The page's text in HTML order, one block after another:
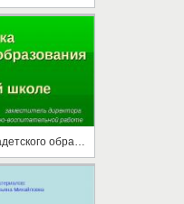
Пропедевтика кадетского образования в начальной школе